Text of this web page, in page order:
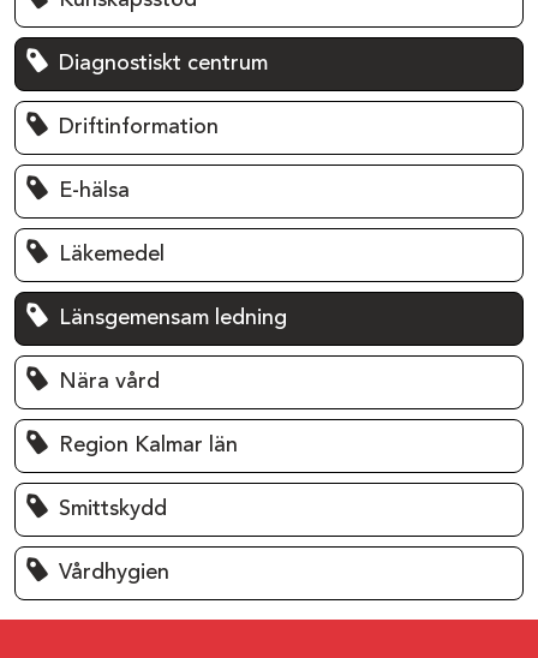
Diagnostiskt centrum
Driftinformation
E-hälsa
Läkemedel
Länsgemensam ledning
Nära vård
Region Kalmar län
Smittskydd
Vårdhygien